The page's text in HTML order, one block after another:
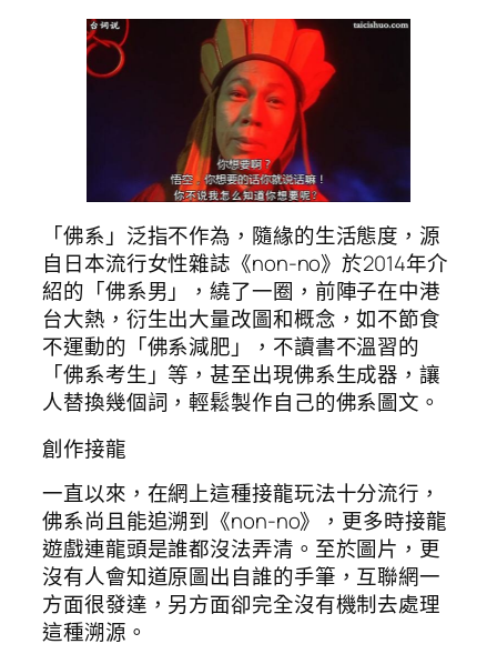
「佛系」泛指不作為，隨緣的生活態度，源
自日本流行女性雜誌《non-no》於2014年介
紹的「佛系男」，繞了一圈，前陣子在中港
台大熱，衍生出大量改圖和概念，如不節食
不運動的「佛系減肥」，不讀書不溫習的
「佛系考生」等，甚至出現佛系生成器，讓
人替換幾個詞，輕鬆製作自己的佛系圖文。
創作接龍
一直以來，在網上這種接龍玩法十分流行，
佛系尚且能追溯到《non-no》，更多時接龍
遊戲連龍頭是誰都沒法弄清。至於圖片，更
沒有人會知道原圖出自誰的手筆，互聯網一
方面很發達，另方面卻完全沒有機制去處理
這種溯源。